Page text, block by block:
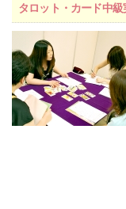
タロット・カード中